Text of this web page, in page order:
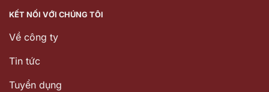
KẾT NỐI VỚI CHÚNG TÔI
Về công ty
Tin tức
Tuyển dụng